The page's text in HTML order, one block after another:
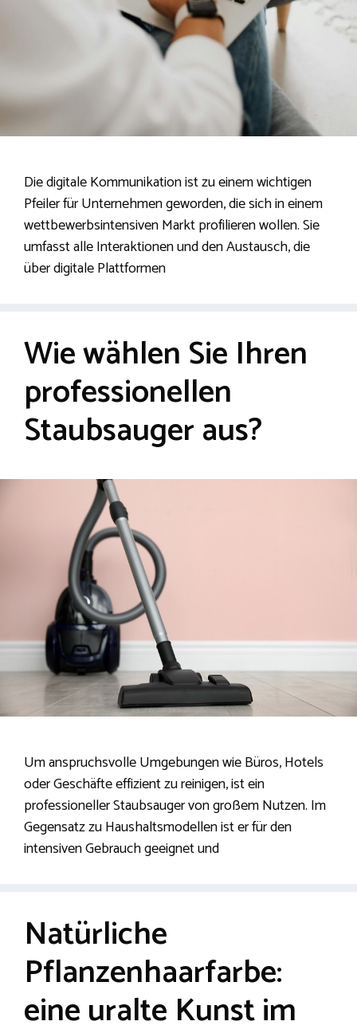
Die digitale Kommunikation ist zu einem wichtigen
Pfeiler für Unternehmen geworden, die sich in einem
wettbewerbsintensiven Markt profilieren wollen. Sie
umfasst alle Interaktionen und den Austausch, die
über digitale Plattformen
Wie wählen Sie Ihren
professionellen
Staubsauger aus?
Um anspruchsvolle Umgebungen wie Büros, Hotels
oder Geschäfte effizient zu reinigen, ist ein
professioneller Staubsauger von großem Nutzen. Im
Gegensatz zu Haushaltsmodellen ist er für den
intensiven Gebrauch geeignet und
Natürliche
Pflanzenhaarfarbe:
eine uralte Kunst im